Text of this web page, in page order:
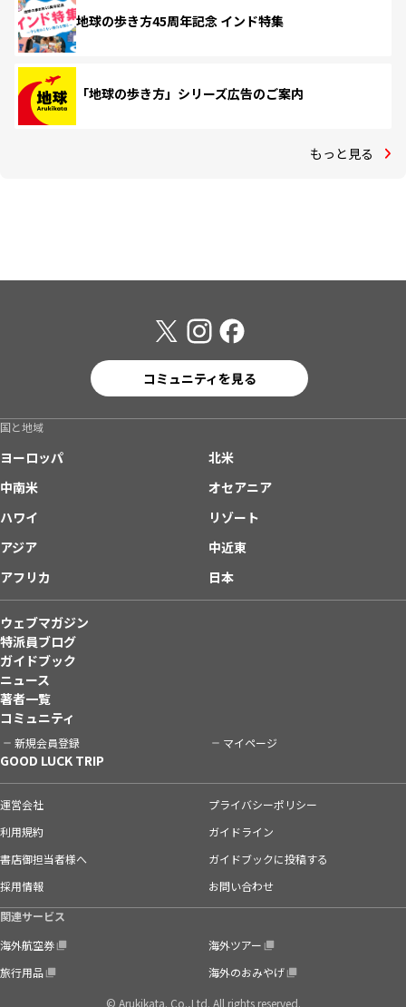
地球の歩き方45周年記念 インド特集
「地球の歩き方」シリーズ広告のご案内
もっと見る
コミュニティを見る
国と地域
ヨーロッパ
北米
中南米
オセアニア
ハワイ
リゾート
アジア
中近東
アフリカ
日本
ウェブマガジン
特派員ブログ
ガイドブック
ニュース
著者一覧
コミュニティ
新規会員登録 マイページ
GOOD LUCK TRIP
運営会社
プライバシーポリシー
利用規約
ガイドライン
書店御担当者様へ
ガイドブックに投稿する
採用情報
お問い合わせ
関連サービス
海外航空券
海外ツアー
旅行用品
海外のおみやげ
© Arukikata. Co.,Ltd. All rights reserved.